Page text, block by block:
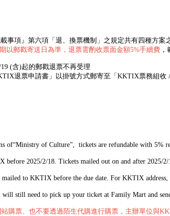
事項』第六項「退、換票機制」之規定共有四種方案
以郵戳寄送日為準，退票需酌收票面金額5%手續費
(含)起的郵戳退票不再受理
退票申請書」以掛號方式郵寄至「KKTIX票務組收 /
of“Ministry of Culture”, tickets are refundable with 5%
before 2025/2/18. Tickets mailed out on and after 2025/
to KKTIX before the due date. For KKTIX address,
still need to pick up your ticket at Family Mart and
購票、也不要透過陌生代購進行購票，主辦單位與